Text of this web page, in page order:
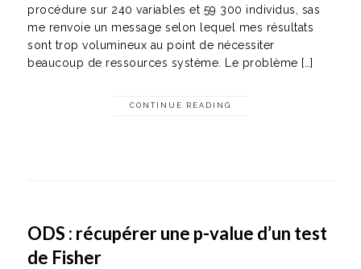
procédure sur 240 variables et 59 300 individus, sas
me renvoie un message selon lequel mes résultats
sont trop volumineux au point de nécessiter
beaucoup de ressources système. Le problème […]
CONTINUE READING
ODS : récupérer une p-value d’un test
de Fisher